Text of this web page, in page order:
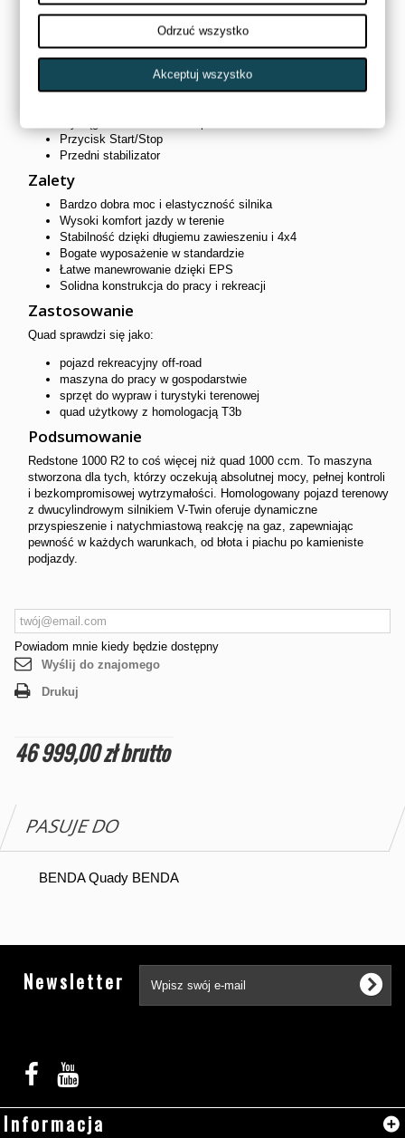
TFT
Hamowanie silnikiem
Mechaniczny hamulec postojowy
Grzane manetki
Przycisk Start/Stop
Przedni stabilizator
Zalety
Bardzo dobra moc i elastyczność silnika
Wysoki komfort jazdy w terenie
Stabilność dzięki długiemu zawieszeniu i 4x4
Bogate wyposażenie w standardzie
Łatwe manewrowanie dzięki EPS
Solidna konstrukcja do pracy i rekreacji
Zastosowanie
Quad sprawdzi się jako:
pojazd rekreacyjny off-road
maszyna do pracy w gospodarstwie
sprzęt do wypraw i turystyki terenowej
quad użytkowy z homologacją T3b
Podsumowanie
Redstone 1000 R2 to coś więcej niż quad 1000 ccm. To maszyna
stworzona dla tych, którzy oczekują absolutnej mocy, pełnej kontroli
i bezkompromisowej wytrzymałości. Homologowany pojazd terenowy
z dwucylindrowym silnikiem V-Twin oferuje dynamiczne
przyspieszenie i natychmiastową reakcję na gaz, zapewniając
pewność w każdych warunkach, od błota i piachu po kamieniste
podjazdy.
Powiadom mnie kiedy będzie dostępny
Wyślij do znajomego
Drukuj
46 999,00 złbrutto
PASUJE DO
BENDA Quady BENDA
Newsletter
Informacja
Odrzuć wszystko
Akceptuj wszystko